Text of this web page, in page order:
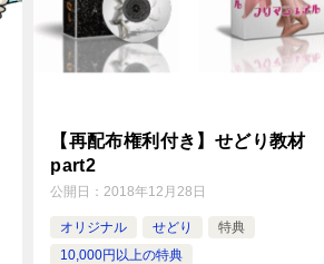
【再配布権利付き】せどり教材
part2
公開日： 2018年12月28日
オリジナル せどり
特典
10,000円以上の特典